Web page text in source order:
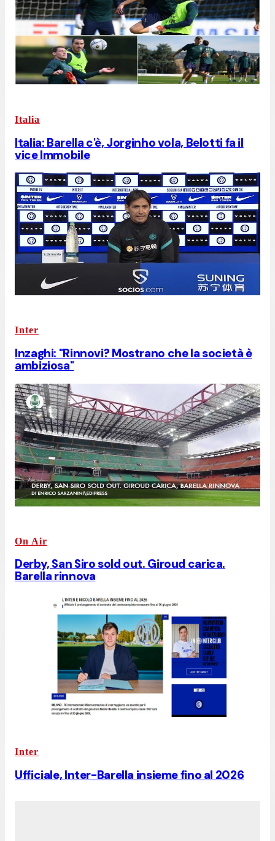
Italia
Italia: Barella c'è, Jorginho vola, Belotti fa il
vice Immobile
Inter
Inzaghi: "Rinnovi? Mostrano che la società è
ambiziosa"
On Air
Derby, San Siro sold out. Giroud carica.
Barella rinnova
Inter
Ufficiale, Inter-Barella insieme fino al 2026